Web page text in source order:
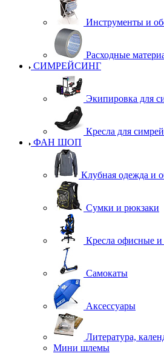
Инструменты и
Расходные
СИМРЕЙСИНГ
Экипировка для
Кресла для
ФАН ШОП
Клубная одежда и
Сумки и рюкзаки
Кресла офисные
Самокаты
Аксессуары
Литература,
Мини шлемы